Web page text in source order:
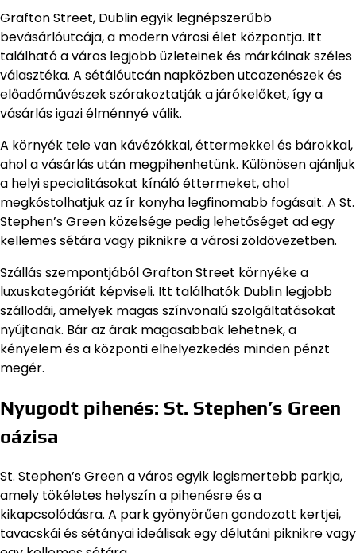
Grafton Street, Dublin egyik legnépszerűbb
bevásárlóutcája, a modern városi élet központja. Itt
található a város legjobb üzleteinek és márkáinak széles
választéka. A sétálóutcán napközben utcazenészek és
előadóművészek szórakoztatják a járókelőket, így a
vásárlás igazi élménnyé válik.
A környék tele van kávézókkal, éttermekkel és bárokkal,
ahol a vásárlás után megpihenhetünk. Különösen ajánljuk
a helyi specialitásokat kínáló éttermeket, ahol
megkóstolhatjuk az ír konyha legfinomabb fogásait. A St.
Stephen’s Green közelsége pedig lehetőséget ad egy
kellemes sétára vagy piknikre a városi zöldövezetben.
Szállás szempontjából Grafton Street környéke a
luxuskategóriát képviseli. Itt találhatók Dublin legjobb
szállodái, amelyek magas színvonalú szolgáltatásokat
nyújtanak. Bár az árak magasabbak lehetnek, a
kényelem és a központi elhelyezkedés minden pénzt
megér.
Nyugodt pihenés: St. Stephen’s Green
oázisa
St. Stephen’s Green a város egyik legismertebb parkja,
amely tökéletes helyszín a pihenésre és a
kikapcsolódásra. A park gyönyörűen gondozott kertjei,
tavacskái és sétányai ideálisak egy délutáni piknikre vagy